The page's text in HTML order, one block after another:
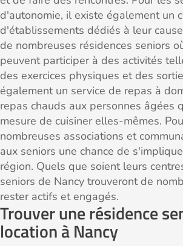
d'autonomie, il existe également un
d'établissements dédiés à leur
de nombreuses résidences seniors
peuvent participer à des activités
des exercices physiques et des
également un service de repas à
repas chauds aux personnes âgées
mesure de cuisiner elles-mêmes.
nombreuses associations et
aux seniors une chance de
région. Quels que soient leurs
seniors de Nancy trouveront de
rester actifs et engagés.
Trouver une résidence
location à Nancy